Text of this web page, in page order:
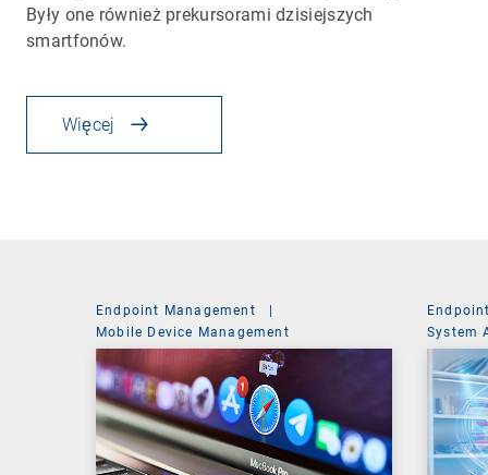
Były one również prekursorami dzisiejszych
smartfonów.
Więcej
Endpoint Management
|
Mobile Device Management
System